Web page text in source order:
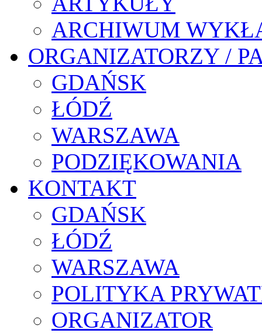
ARCHIWUM
ORGANIZATORZY /
GDAŃSK
ŁÓDŹ
WARSZAWA
PODZIĘKOWANIA
KONTAKT
GDAŃSK
ŁÓDŹ
WARSZAWA
POLITYKA
ORGANIZATOR